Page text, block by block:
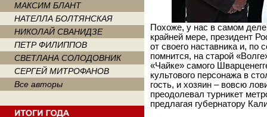
МАКСИМ БЛАНТ
НАТЕЛЛА БОЛТЯНСКАЯ
НИКОЛАЙ СВАНИДЗЕ
ПЕТР ФИЛИППОВ
СВЕТЛАНА СОЛОДОВНИК
СЕРГЕЙ МИТРОФАНОВ
Все авторы
Похоже, у нас в самом
крайней мере, президент
от своего наставника и, по
помнится, на старой
«Чайке» самого
культового персонажа в
гость, и хозяин – вовсю
преодолевал турникет
предлагая губернатору